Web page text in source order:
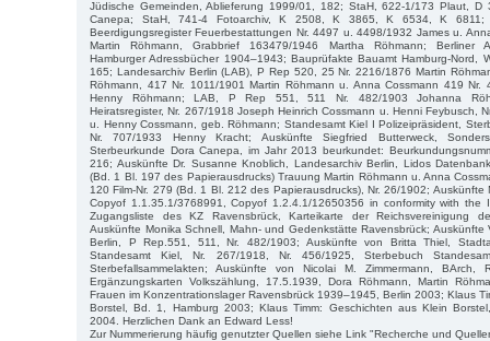
Jüdische Gemeinden, Ablieferung 1999/01, 182; StaH, 622-1/173 Plaut, D
Canepa; StaH, 741-4 Fotoarchiv, K 2508, K 3865, K 6534, K 6811;
Beerdigungsregister Feuerbestattungen Nr. 4497 u. 4498/1932 James u.
Martin Röhmann, Grabbrief 163479/1946 Martha Röhmann; Berliner
Hamburger Adressbücher 1904–1943; Bauprüfakte Bauamt Hamburg-Nord,
165; Landesarchiv Berlin (LAB), P Rep 520, 25 Nr. 2216/1876 Martin
Röhmann, 417 Nr. 1011/1901 Martin Röhmann u. Anna Cossmann 419 Nr.
Henny Röhmann; LAB, P Rep 551, 511 Nr. 482/1903 Johanna
Heiratsregister, Nr. 267/1918 Joseph Heinrich Cossmann u. Henni Feybusch,
u. Henny Cossmann, geb. Röhmann; Standesamt Kiel I Polizeipräsident,
Nr. 707/1933 Henny Kracht; Auskünfte Siegfried Butterweck,
Sterbeurkunde Dora Canepa, im Jahr 2013 beurkundet:
216; Auskünfte Dr. Susanne Knoblich, Landesarchiv Berlin, Lidos
(Bd. 1 Bl. 197 des Papierausdrucks) Trauung Martin Röhmann u. Anna
120 Film-Nr. 279 (Bd. 1 Bl. 212 des Papierausdrucks), Nr. 26/1902; Auskünfte
Copyof 1.1.35.1/3768991, Copyof 1.2.4.1/12650356 in conformity with the
Zugangsliste des KZ Ravensbrück, Karteikarte der Reichsvereinigung
Auskünfte Monika Schnell, Mahn- und Gedenkstätte Ravensbrück; Auskünfte
Berlin, P Rep.551, 511, Nr. 482/1903; Auskünfte von Britta Thiel,
Standesamt Kiel, Nr. 267/1918, Nr. 456/1925, Sterbebuch
Sterbefallsammelakten; Auskünfte von Nicolai M. Zimmermann, BArch,
Ergänzungskarten Volkszählung, 17.5.1939, Dora Röhmann, Martin
Frauen im Konzentrationslager Ravensbrück 1939–1945, Berlin 2003; Klaus
Borstel, Bd. 1, Hamburg 2003; Klaus Timm: Geschichten aus Klein
2004. Herzlichen Dank an Edward Less!
Zur Nummerierung häufig genutzter Quellen siehe Link "Recherche und